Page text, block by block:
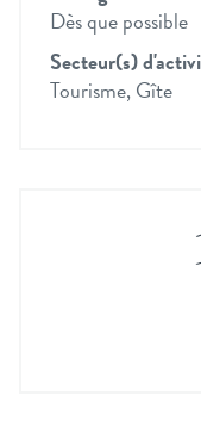
Dès que possible
Secteur(s)
Tourisme, Gîte